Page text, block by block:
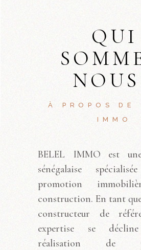
QUI
NOUS
À PROPOS DE
IMMO
BELEL IMMO est
sénégalaise
promotion
construction. En tant
constructeur de
expertise se
réalisation de